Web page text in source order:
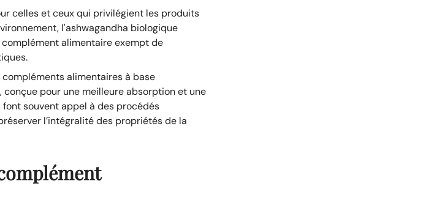
celles et ceux qui privilégient les produits
l'ashwagandha biologique
alimentaire exempt de
compléments alimentaires à base
conçue pour une meilleure absorption et une
souvent appel à des procédés
l’intégralité des propriétés de la